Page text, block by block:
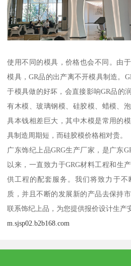
使用不同的模具，价格也会不同。由
模具，GR品的出产离不开模具制造。
于模具做的好坏，会直接影响GR品的
有木模、玻璃钢模、硅胶模、蜡模、
具本钱相差巨大，其中木模是常用的
具制造周期短，而硅胶模价格相对贵。
广东饰纪上品GRG生产厂家，是广东
以来，一直致力于GRG材料工程和生
供工程的配套服务。我们将致力于
质，并且不断的发展新的产品去保持
联系饰纪上品，为您提供报价设计生产
m.sjsp02.b2b168.com